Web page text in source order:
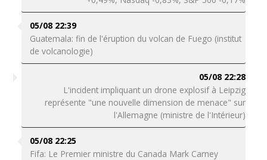
05/08 22:39
Guatemala: fin de l'éruption du volcan de Fuego (institut
de volcanologie)
05/08 22:28
L'incident impliquant un drone explosif à Leipzig
représente "une nouvelle dimension de menace" sur
l'Allemagne (ministre de l'Intérieur)
05/08 22:25
Fifa: Le Premier ministre du Canada Mark Carney